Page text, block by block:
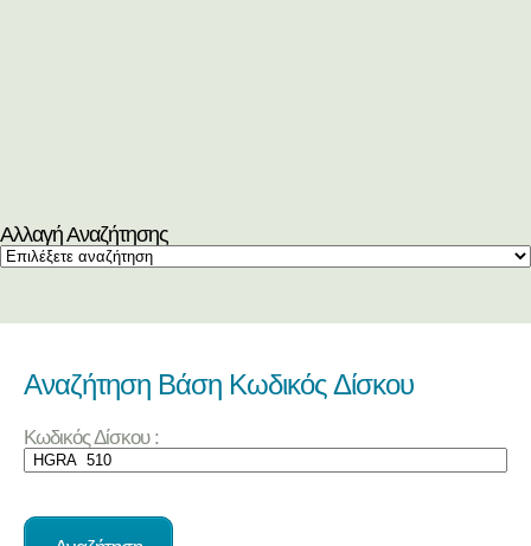
Αλλαγή Αναζήτησης
Αναζήτηση Βάση Κωδικός Δίσκου
Κωδικός Δίσκου :